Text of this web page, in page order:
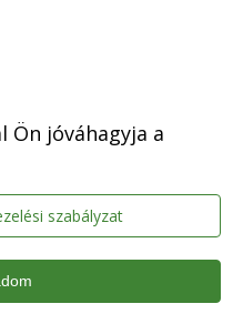
Ön jóváhagyja a
szabályzat